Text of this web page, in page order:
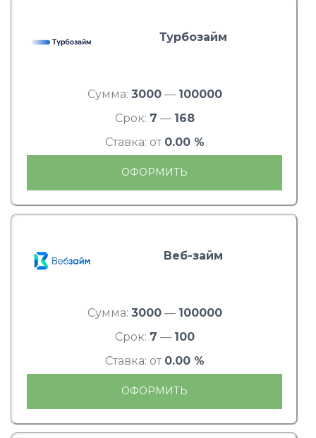
Турбозайм
Сумма: 3000— 100000
Срок: 7 — 168
Ставка: от 0.00 %
ОФОРМИТЬ
Веб-займ
Сумма: 3000— 100000
Срок: 7 — 100
Ставка: от 0.00 %
ОФОРМИТЬ